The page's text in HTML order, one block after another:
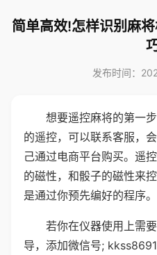
简单高效!怎样识别麻
发布时间：
想要遥控麻将的第一
的遥控，可以联系客服，
己通过电商平台购买。遥
的磁性，和骰子的磁性来
是通过你预先编好的程序。
若你在仪器使用上需
导，添加微信号; kkss8691